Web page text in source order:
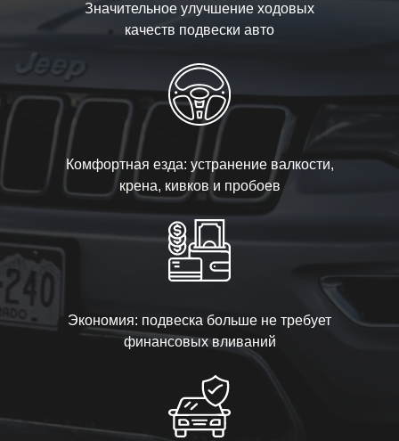
Значительное улучшение ходовых
качеств подвески авто
Комфортная езда: устранение валкости,
крена, кивков и пробоев
Экономия: подвеска больше не требует
финансовых вливаний